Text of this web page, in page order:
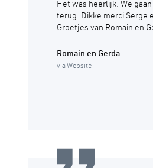
Het was heerlijk. We
terug. Dikke merci Serge
Groetjes van Romain en
Romain en Gerda
via Website